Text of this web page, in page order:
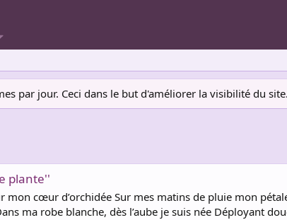
par jour. Ceci dans le but d'améliorer la visibilité du site.
plante''
mon cœur d’orchidée Sur mes matins de pluie mon
ma robe blanche, dès l’aube je suis née Déployant